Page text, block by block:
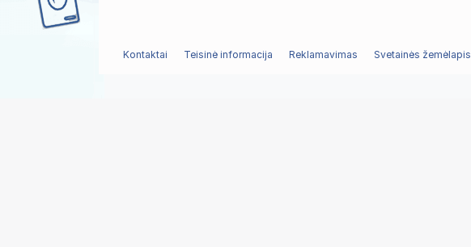
Kontaktai Teisinė informacija Reklamavimas Svetainės žemėlapis